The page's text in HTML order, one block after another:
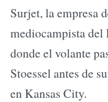
Surjet, la empresa
mediocampista
donde el volante
Stoessel antes de
en Kansas City.